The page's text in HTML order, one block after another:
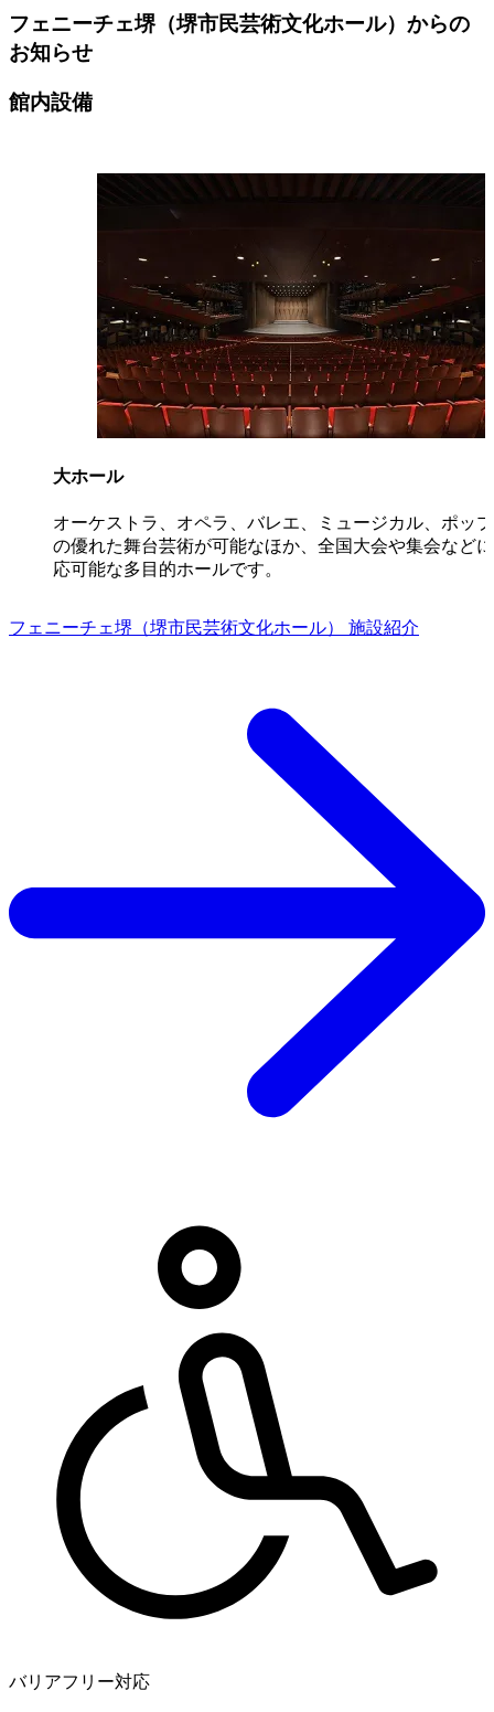
フェニーチェ堺（堺市民芸術文化ホール）からの
お知らせ
館内設備
大ホール
オーケストラ、オペラ、バレエ、ミュージカル、ポッ
の優れた舞台芸術が可能なほか、全国大会や集会など
応可能な多目的ホールです。
フェニーチェ堺（堺市民芸術文化ホール） 施設紹介
バリアフリー対応